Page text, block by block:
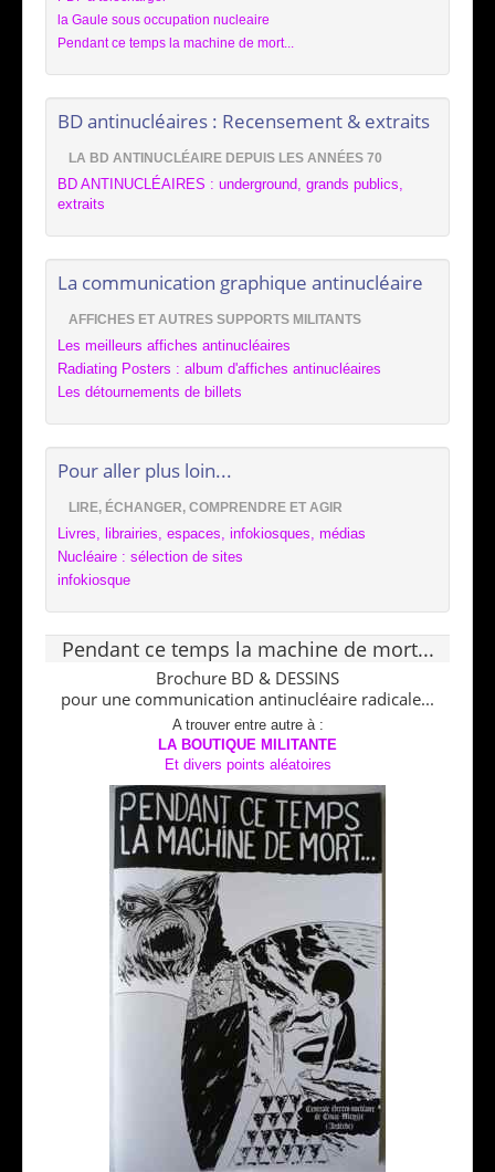
la Gaule sous occupation nucleaire
Pendant ce temps la machine de mort...
BD antinucléaires : Recensement & extraits
LA BD ANTINUCLÉAIRE DEPUIS LES ANNÉES 70
BD ANTINUCLÉAIRES : underground, grands publics,
extraits
La communication graphique antinucléaire
AFFICHES ET AUTRES SUPPORTS MILITANTS
Les meilleurs affiches antinucléaires
Radiating Posters : album d'affiches antinucléaires
Les détournements de billets
Pour aller plus loin...
LIRE, ÉCHANGER, COMPRENDRE ET AGIR
Livres, librairies, espaces, infokiosques, médias
Nucléaire : sélection de sites
infokiosque
Pendant ce temps la machine de mort...
Brochure BD & DESSINS
pour une communication antinucléaire radicale...
A trouver entre autre à :
LA BOUTIQUE MILITANTE
Et divers points aléatoires